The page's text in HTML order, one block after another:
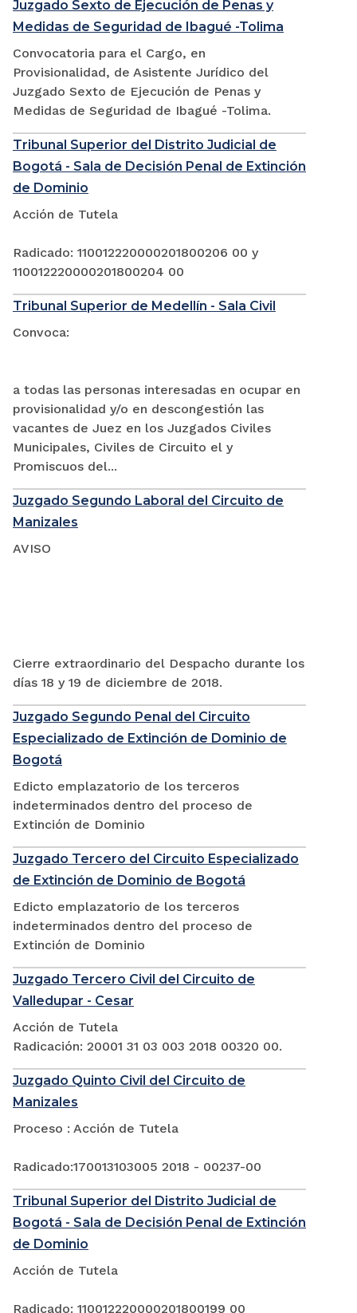
Juzgado Sexto de Ejecución de Penas y
Medidas de Seguridad de Ibagué -Tolima
Convocatoria para el Cargo, en
Provisionalidad, de Asistente Jurídico del
Juzgado Sexto de Ejecución de Penas y
Medidas de Seguridad de Ibagué -Tolima.
Tribunal Superior del Distrito Judicial de
Bogotá - Sala de Decisión Penal de Extinción
de Dominio
Acción de Tutela
Radicado: 110012220000201800206 00 y
110012220000201800204 00
Tribunal Superior de Medellín - Sala Civil
Convoca:
a todas las personas interesadas en ocupar en
provisionalidad y/o en descongestión las
vacantes de Juez en los Juzgados Civiles
Municipales, Civiles de Circuito el y
Promiscuos del...
Juzgado Segundo Laboral del Circuito de
Manizales
AVISO
Cierre extraordinario del Despacho durante los
días 18 y 19 de diciembre de 2018.
Juzgado Segundo Penal del Circuito
Especializado de Extinción de Dominio de
Bogotá
Edicto emplazatorio de los terceros
indeterminados dentro del proceso de
Extinción de Dominio
Juzgado Tercero del Circuito Especializado
de Extinción de Dominio de Bogotá
Edicto emplazatorio de los terceros
indeterminados dentro del proceso de
Extinción de Dominio
Juzgado Tercero Civil del Circuito de
Valledupar - Cesar
Acción de Tutela
Radicación: 20001 31 03 003 2018 00320 00.
Juzgado Quinto Civil del Circuito de
Manizales
Proceso : Acción de Tutela
Radicado:170013103005 2018 - 00237-00
Tribunal Superior del Distrito Judicial de
Bogotá - Sala de Decisión Penal de Extinción
de Dominio
Acción de Tutela
Radicado: 110012220000201800199 00